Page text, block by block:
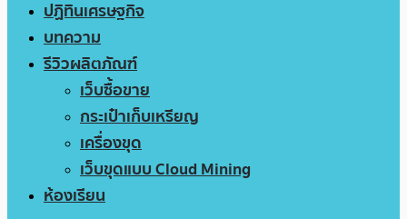
ปฏิทินเศรษฐกิจ
บทความ
รีวิวผลิตภัณฑ์
เว็บซื้อขาย
กระเป๋าเก็บเหรียญ
เครื่องขุด
เว็บขุดแบบ Cloud Mining
ห้องเรียน